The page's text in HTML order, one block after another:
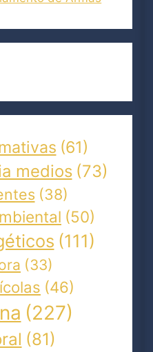
(61)
medios (73)
(38)
(50)
(111)
(33)
(46)
(227)
(81)